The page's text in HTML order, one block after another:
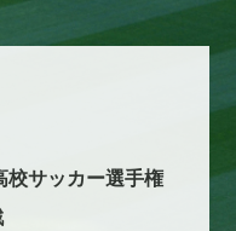
サッカー選手権